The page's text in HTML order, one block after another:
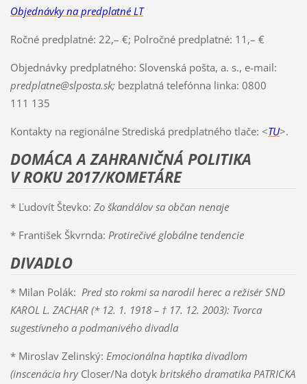
Objednávky na predplatné LT
Ročné predplatné: 22,– €; Polročné predplatné: 11,– €
Objednávky predplatného: Slovenská pošta, a. s., e-mail:
predplatne@slposta.sk; bezplatná telefónna linka: 0800
111 135
Kontakty na regionálne Strediská predplatného tlače: <TU>.
DOMÁCA A ZAHRANIČNÁ POLITIKA
V ROKU 2017/KOMETÁRE
* Ľudovít Števko: Zo škandálov sa občan nenaje
* František Škvrnda: Protirečivé globálne tendencie
DIVADLO
* Milan Polák: Pred sto rokmi sa narodil herec a režisér SND
KAROL L. ZACHAR (* 12. 1. 1918 – † 17. 12. 2003): Tvorca
sugestívneho a podmanivého divadla
* Miroslav Zelinský: Emocionálna haptika divadlom
(inscenácia hry Closer/Na dotykbritského dramatika PATRICKA